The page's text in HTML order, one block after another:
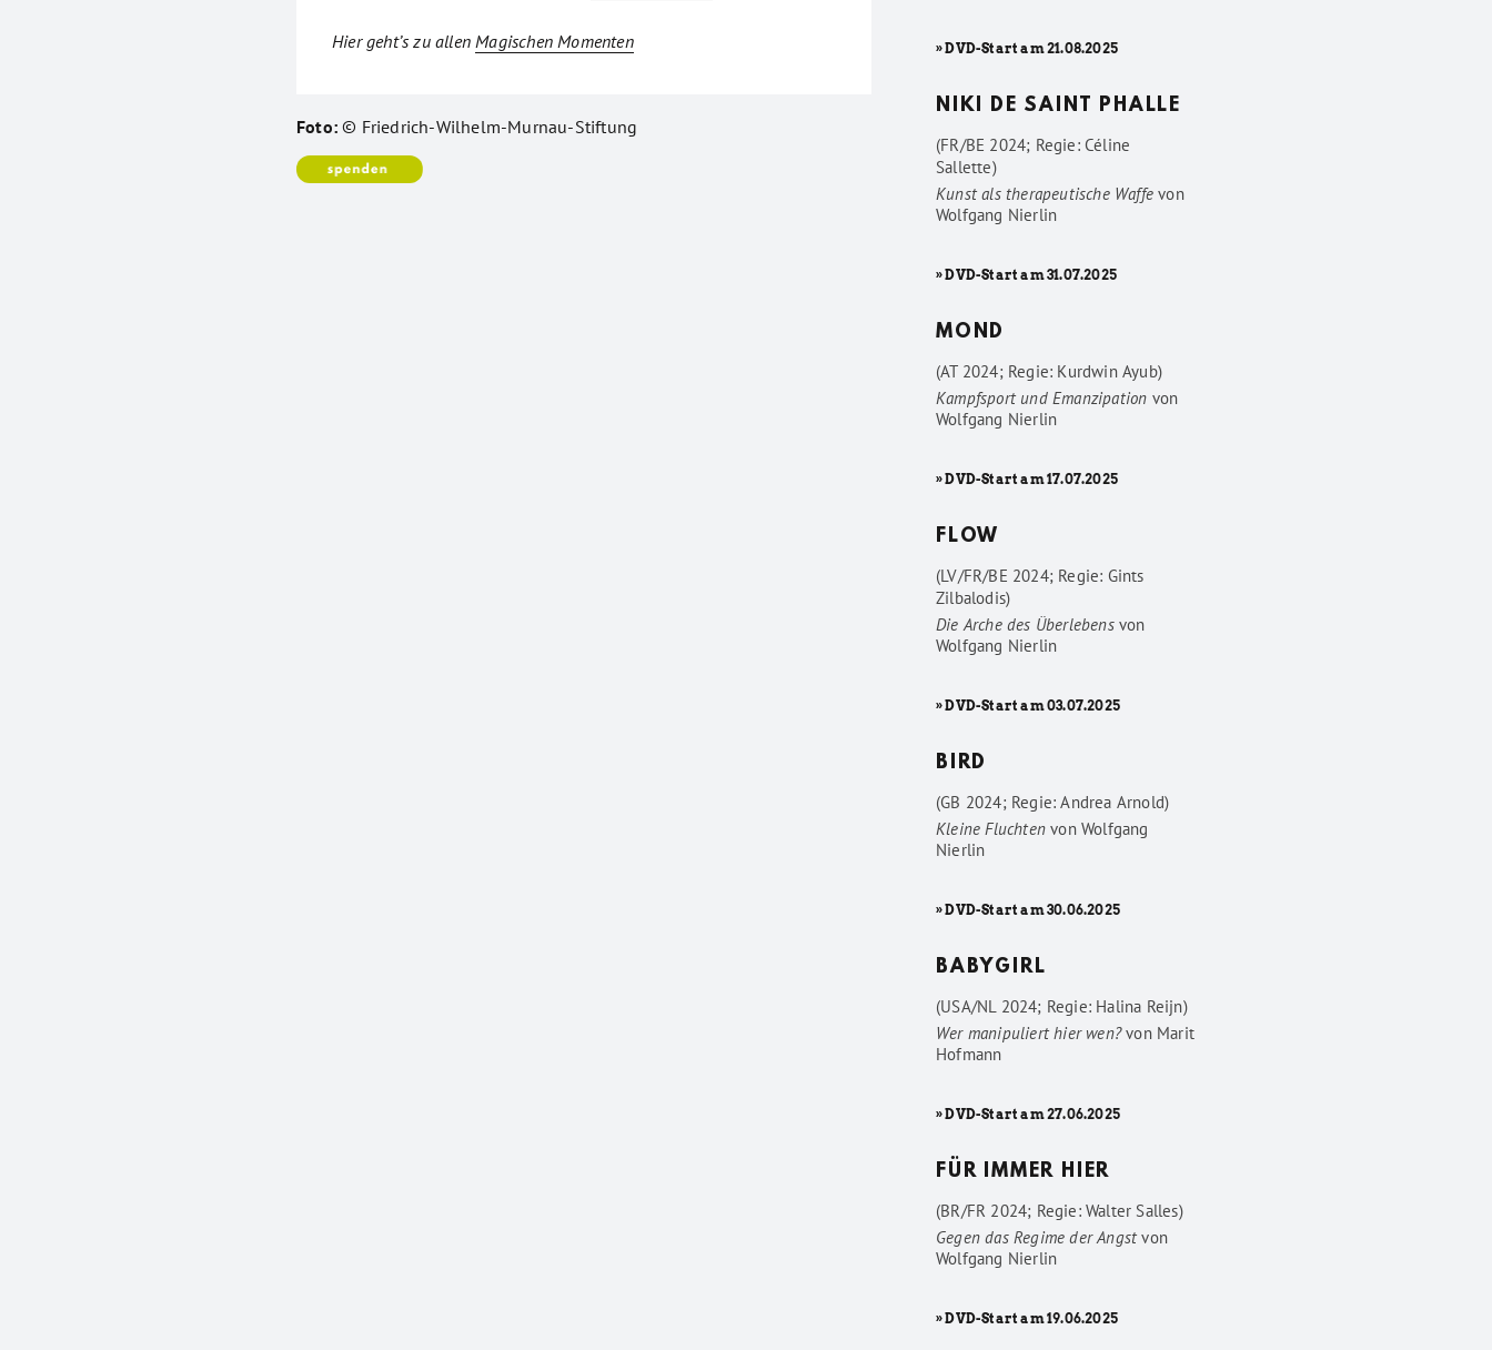
Hier geht’s zu allen Magischen Momenten
Foto: © Friedrich-Wilhelm-Murnau-Stiftung
» DVD-Start am 21.08.2025
NIKI DE SAINT PHALLE
(FR/BE 2024; Regie: Céline
Sallette)
Kunst als therapeutische Waffevon
Wolfgang Nierlin
» DVD-Start am 31.07.2025
MOND
(AT 2024; Regie: Kurdwin Ayub)
Kampfsport und Emanzipation von
Wolfgang Nierlin
» DVD-Start am 17.07.2025
FLOW
(LV/FR/BE 2024; Regie: Gints
Zilbalodis)
Die Arche des Überlebensvon
Wolfgang Nierlin
» DVD-Start am 03.07.2025
BIRD
(GB 2024; Regie: Andrea Arnold)
Kleine Fluchtenvon Wolfgang
Nierlin
» DVD-Start am 30.06.2025
BABYGIRL
(USA/NL 2024; Regie: Halina Reijn)
Wer manipuliert hier wen?von Marit
Hofmann
» DVD-Start am 27.06.2025
FÜR IMMER HIER
(BR/FR 2024; Regie: Walter Salles)
Gegen das Regime der Angstvon
Wolfgang Nierlin
» DVD-Start am 19.06.2025